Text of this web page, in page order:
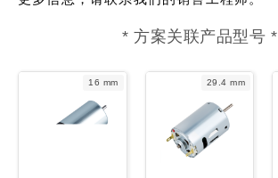
* 方案关联产品型号 *
16 mm 29.4 mm